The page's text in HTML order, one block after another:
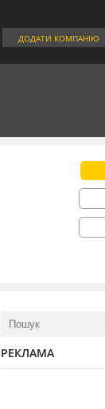
ДОДАТИ КОМПАНІЮ
РЕКЛАМА